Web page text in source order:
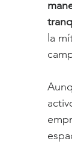
la